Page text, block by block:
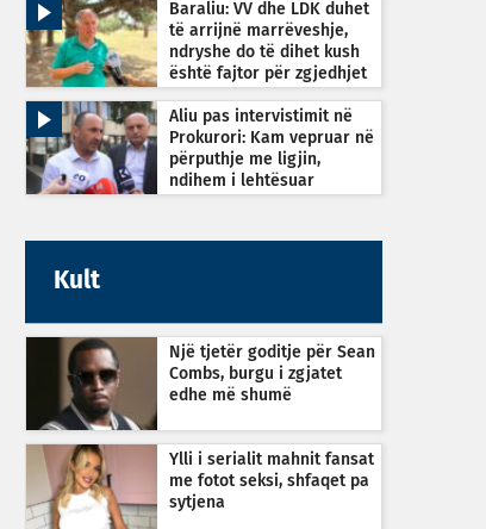
Baraliu: VV dhe LDK duhet
të arrijnë marrëveshje,
ndryshe do të dihet kush
është fajtor për zgjedhjet
Aliu pas intervistimit në
Prokurori: Kam vepruar në
përputhje me ligjin,
ndihem i lehtësuar
Kult
Një tjetër goditje për Sean
Combs, burgu i zgjatet
edhe më shumë
Ylli i serialit mahnit fansat
me fotot seksi, shfaqet pa
sytjena